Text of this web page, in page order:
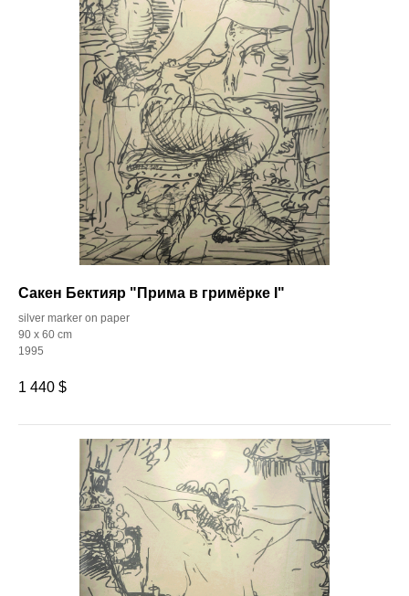
Сакен Бектияр "Прима в гримёрке I"
silver marker on paper
90 x 60 cm
1995
1 440 $